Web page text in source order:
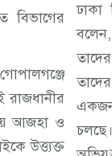
বিভাগের
রাজধানীর
আজহা ও
ঢাকা